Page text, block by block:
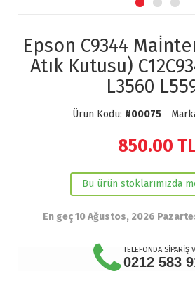
Epson C9344
Atık Kutusu)
L3560
Ürün Kodu: #00075
850.00
Bu ürün stoklarımızda
En geç 10 Ağustos, 2026
TELEFONDA SİPARİŞ
0212 583